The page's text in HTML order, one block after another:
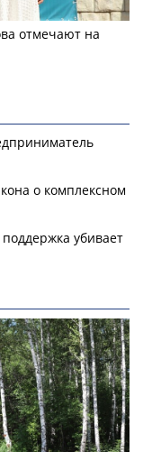
отмечают на
о комплексном
убивает